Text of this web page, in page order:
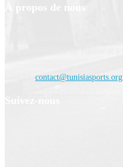
À propos de nous
contact@tunisiasports.org